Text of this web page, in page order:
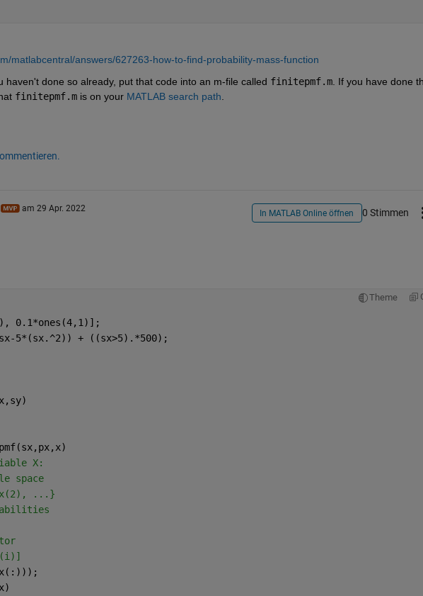
matlabcentral/answers/627263-how-to-find-probability-mass-function
haven't done so already, put that code into an m-file called finitepmf.m. If you have done
finitepmf.m is on your MATLAB search path
am 29 Apr. 2022 In MATLAB Online öffnen 0 Stimmen
Theme
0.1*ones(4,1)];
5*(sx.^2)) + ((sx>5).*500);
X:
space
...}